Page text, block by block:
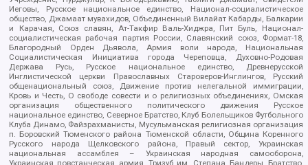
Иеговы, Русское национальное единство, Национал-социалистическое
общество, Джамаат мувахидов, Объединенный Вилайат Кабарды, Балкарии
и Карачая, Союз славян, Ат-Такфир Валь-Хиджра, Пит Буль, Национал-
социалистическая рабочая партия России, Славянский союз, Формат-18,
Благородный Орден Дьявола, Армия воли народа, Национальная
Социалистическая Инициатива города Череповца, Духовно-Родовая
Держава Русь, Русское национальное единство, Древнерусской
Инглистической церкви Православных Староверов-Инглингов, Русский
общенациональный союз, Движение против нелегальной иммиграции,
Кровь и Честь, О свободе совести и о религиозных объединениях, Омская
организация общественного политического движения Русское
национальное единство, Северное Братство, Клуб Болельщиков Футбольного
Клуба Динамо, Файзрахманисты, Мусульманская религиозная организация
п. Боровский Тюменского района Тюменской области, Община Коренного
Русского народа Щелковского района, Правый сектор, Украинская
национальная ассамблея – Украинская народная самооборона,
Украинская повстанческая армия, Тризуб им. Степана Бандеры, Братство,